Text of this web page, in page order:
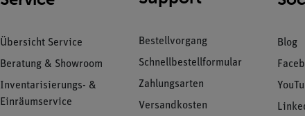
Übersicht Service
Beratung & Showroom
Inventarisierungs- &
Einräumservice
Bestellvorgang
Schnellbestellformular
Zahlungsarten
Versandkosten
Blog